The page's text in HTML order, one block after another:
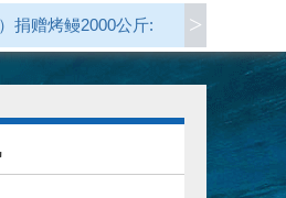
捐赠烤鳗2000公斤:
鳗5000公斤:
捐赠烤鳗1000公斤:
赠50000元:
>